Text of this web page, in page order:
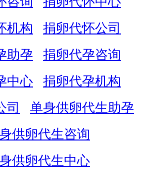
机构
捐卵代怀公司
助孕
捐卵代孕咨询
中心
捐卵代孕机构
司
单身供卵代生助孕
供卵代生咨询
供卵代生中心